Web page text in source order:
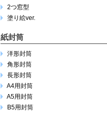
2つ窓型
塗り絵ver.
紙封筒
洋形封筒
角形封筒
長形封筒
A4用封筒
A5用封筒
B5用封筒